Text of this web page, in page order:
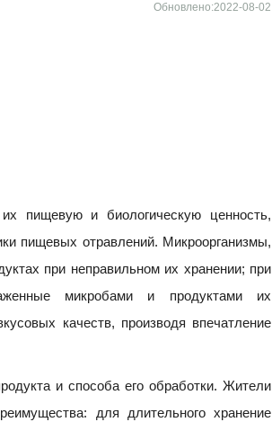
Обновлено:2022-08-02
пищевую и биологическую ценность,
пищевых отравлений. Микроорганизмы,
при неправильном их хранении; при
микробами и продуктами их
качеств, производя впечатление
и способа его обработки. Жители
для длительного хранение